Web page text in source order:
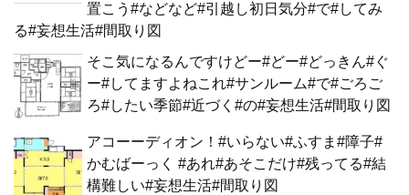
置こう#などなど#引越し初日気分#で#してみ
る#妄想生活#間取り図
そこ気になるんですけどー#どー#どっきん#ぐ
ー#してますよねこれ#サンルーム#で#ごろご
ろ#したい季節#近づく#の#妄想生活#間取り図
アコーーディオン！#いらない#ふすま#障子#
かむばーっく #あれ#あそこだけ#残ってる#結
構難しい#妄想生活#間取り図